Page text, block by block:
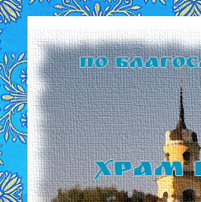
По
Храм